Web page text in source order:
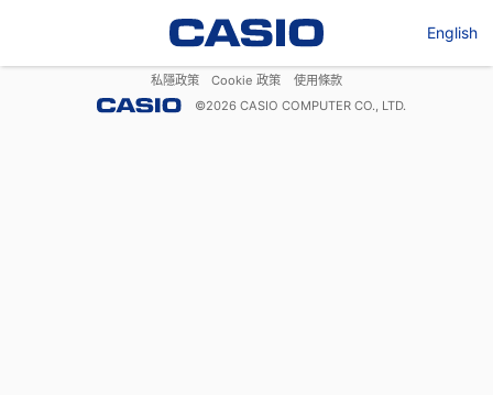
English
私隱政策 Cookie 政策
使用條款
©2026 CASIO COMPUTER CO., LTD.